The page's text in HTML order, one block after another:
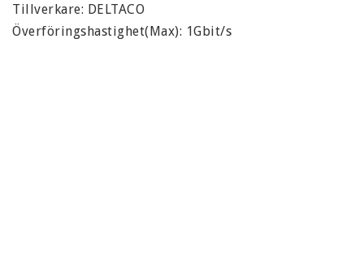
Tillverkare: DELTACO
Överföringshastighet(Max): 1Gbit/s